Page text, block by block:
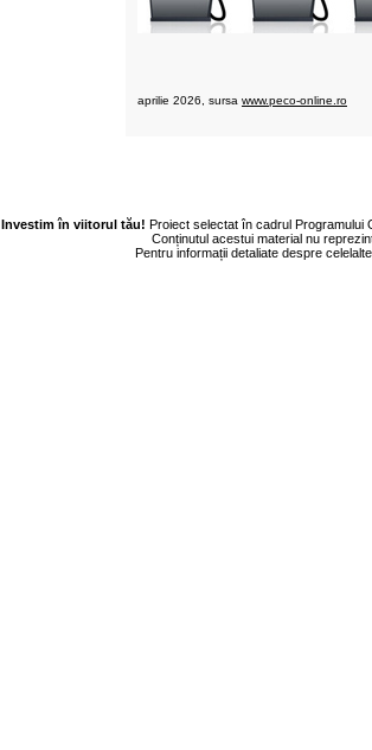
aprilie 2026, sursa www.peco-online.ro
Investim în viitorul tău! Proiect selectat în cadrul Programului
Conținutul acestui material nu
Pentru informații detaliate despre